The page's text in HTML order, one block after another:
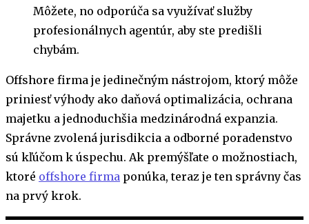
Môžete, no odporúča sa využívať služby
profesionálnych agentúr, aby ste predišli
chybám.
Offshore firma je jedinečným nástrojom, ktorý môže
priniesť výhody ako daňová optimalizácia, ochrana
majetku a jednoduchšia medzinárodná expanzia.
Správne zvolená jurisdikcia a odborné poradenstvo
sú kľúčom k úspechu. Ak premýšľate o možnostiach,
ktoré offshore firma ponúka, teraz je ten správny čas
na prvý krok.